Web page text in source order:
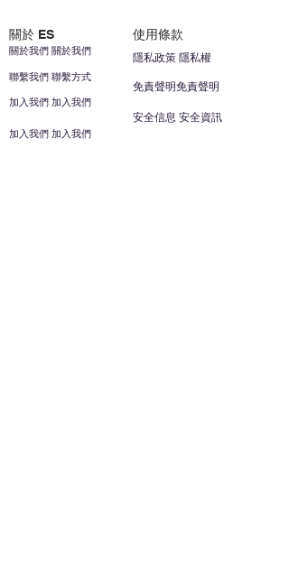
關於 ES 使用條款
聯繫我們 聯繫方式
加入我們 加入我們
關於我們 關於我們
加入我們 加入我們
安全信息 安全資訊
免責聲明免責聲明
隱私政策 隱私權